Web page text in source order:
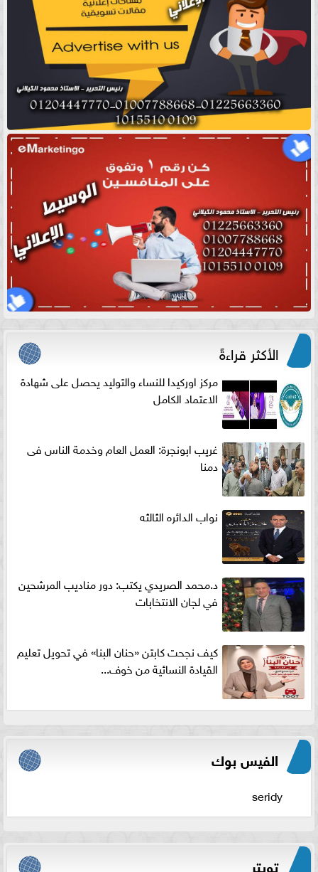
الأكثر قراءةً
مركز اوركيدا للنساء والتوليد يحصل على شهادة
الاعتماد الكامل
غريب ابونجرة: العمل العام وخدمة الناس فى
دمنا
نواب الدائره الثالثه
د.محمد الصريدي يكتب: دور مناديب المرشحين
في لجان الانتخابات
كيف نجحت كابتن «حنان البنا» في تحويل تعليم
القيادة النسائية من خوف...
الفيس بوك
seridy
تويتر